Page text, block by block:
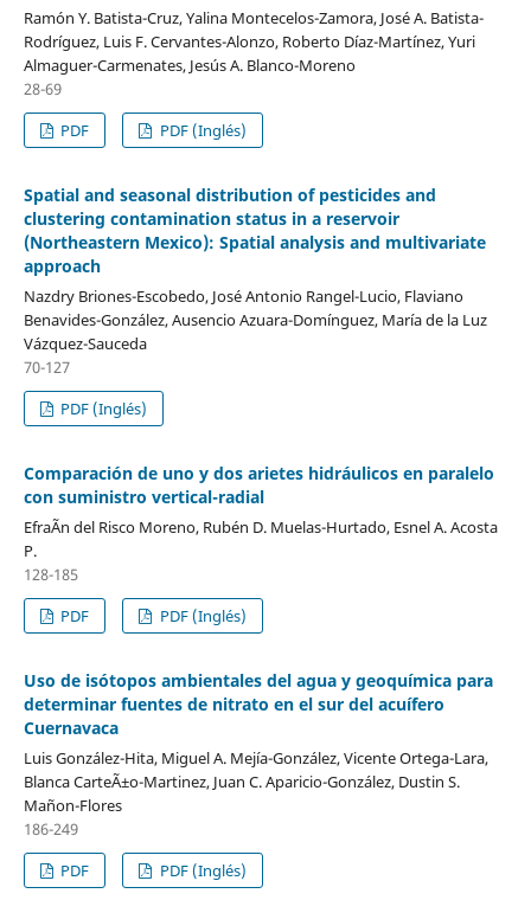
Ramón Y. Batista-Cruz, Yalina Montecelos-Zamora, José A. Batista-
Rodríguez, Luis F. Cervantes-Alonzo, Roberto Díaz-Martínez, Yuri
Almaguer-Carmenates, Jesús A. Blanco-Moreno
28-69
PDF
PDF (Inglés)
Spatial and seasonal distribution of pesticides and
clustering contamination status in a reservoir
(Northeastern Mexico): Spatial analysis and multivariate
approach
Nazdry Briones-Escobedo, José Antonio Rangel-Lucio, Flaviano
Benavides-González, Ausencio Azuara-Domínguez, María de la Luz
Vázquez-Sauceda
70-127
PDF (Inglés)
Comparación de uno y dos arietes hidráulicos en paralelo
con suministro vertical-radial
EfraÃ­n del Risco Moreno, Rubén D. Muelas-Hurtado, Esnel A. Acosta
P.
128-185
PDF
PDF (Inglés)
Uso de isótopos ambientales del agua y geoquímica para
determinar fuentes de nitrato en el sur del acuífero
Cuernavaca
Luis González-Hita, Miguel A. Mejía-González, Vicente Ortega-Lara,
Blanca CarteÃ±o-Martinez, Juan C. Aparicio-González, Dustin S.
Mañon-Flores
186-249
PDF
PDF (Inglés)